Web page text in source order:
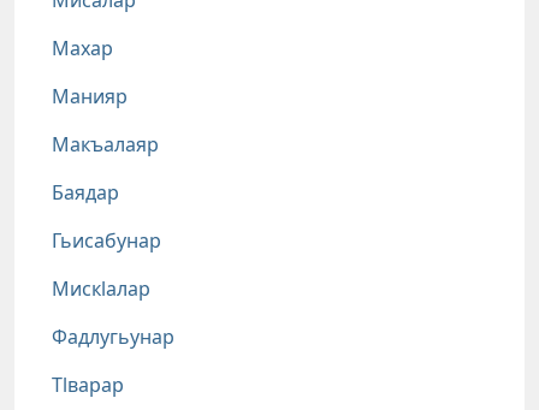
Махар
Манияр
Макъалаяр
Баядар
Гьисабунар
Мискlалар
Фадлугьунар
Тlварар